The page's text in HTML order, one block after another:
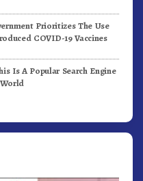
Prioritizes The Use
COVID-19 Vaccines
Is A Popular Search Engine